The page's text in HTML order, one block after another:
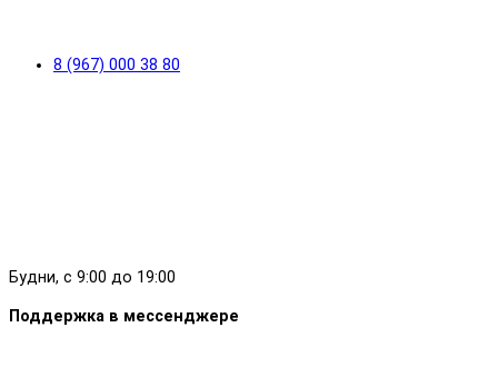
8 (967) 000 38 80
Будни, с 9:00 до 19:00
Поддержка в мессенджере